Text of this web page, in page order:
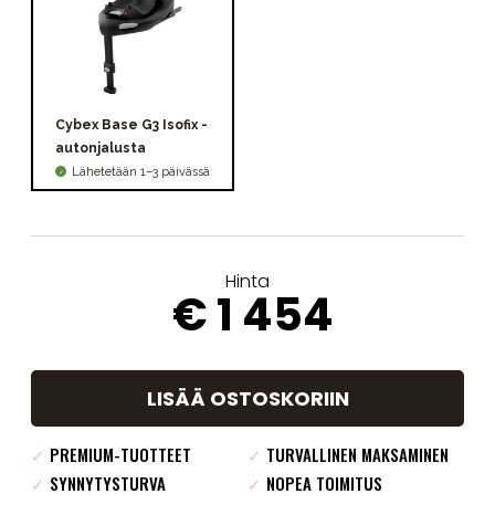
Cybex Base G3 Isofix -
autonjalusta
Lähetetään 1–3 päivässä
Hinta
€ 1 454
LISÄÄ OSTOSKORIIN
✓ PREMIUM-TUOTTEET ✓ TURVALLINEN MAKSAMINEN
✓ SYNNYTYSTURVA ✓ NOPEA TOIMITUS